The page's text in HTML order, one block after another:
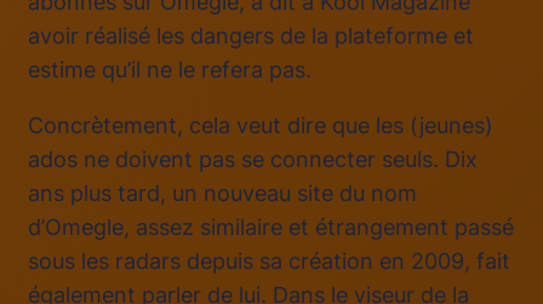
avoir réalisé les dangers de la plateforme et
estime qu’il ne le refera pas.
Concrètement, cela veut dire que les (jeunes)
ados ne doivent pas se connecter seuls. Dix
ans plus tard, un nouveau site du nom
d’Omegle, assez similaire et étrangement passé
sous les radars depuis sa création en 2009, fait
également parler de lui. Dans le viseur de la